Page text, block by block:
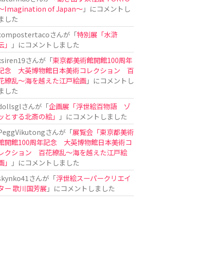
Imagination of Japan〜」にコメントし
した
さんが「特別展「水滸
」
」にコメントしました
さんが「東京都美術館開館100周年
念 大英博物館日本美術コレクション 百
繚乱～海を越えた江戸絵画」にコメントし
した
さんが「企画展「浮世絵百物語 ゾ
とする北斎の絵」
」にコメントしました
さんが「展覧会「東京都美術
開館100周年記念 大英博物館日本美術コ
クション 百花繚乱〜海を越えた江戸絵
」
」にコメントしました
さんが「浮世絵スーパークリエイ
ー 歌川国芳展 」にコメントしました